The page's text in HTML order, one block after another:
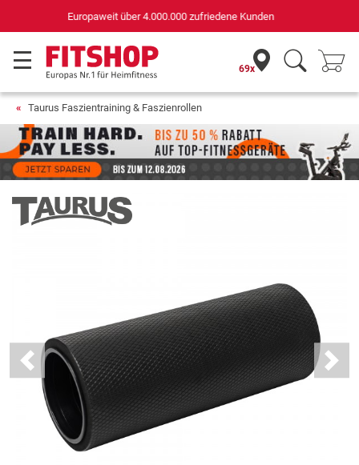
für Sportgeräte (n-tv+DISQ 2016-2024)
69x
Taurus Faszientraining & Faszienrollen
Previous Next